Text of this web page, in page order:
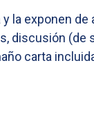
la exponen de
discusión (de
carta